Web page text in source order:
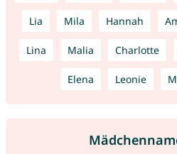
Lia Mila Hannah
Lina Malia Charlotte
Elena Leonie